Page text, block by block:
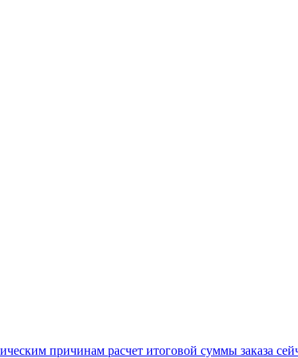
причинам расчет итоговой суммы заказа